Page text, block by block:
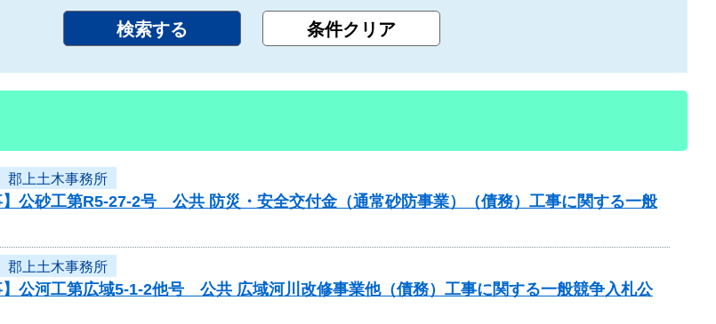
郡上土木事務所
】公砂工第R5-27-2号 公共 防災・安全交付金（通常砂防事業）（債務）工事に関する一般
郡上土木事務所
】公河工第広域5-1-2他号 公共 広域河川改修事業他（債務）工事に関する一般競争入札公